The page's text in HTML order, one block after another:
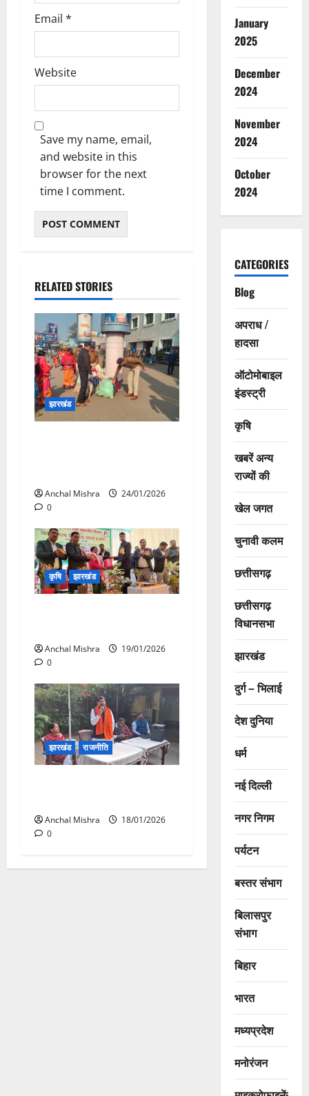
Email *
Website
Save my name, email,
and website in this
browser for the next
time I comment.
RELATED STORIES
झारखंड
Anchal Mishra
24/01/2026
0
कृषि झारखंड
Anchal Mishra
19/01/2026
0
झारखंड राजनीति
Anchal Mishra
18/01/2026
0
January
2025
December
2024
November
2024
October
2024
CATEGORIES
Blog
अपराध /
हादसा
ऑटोमोबाइल
इंडस्ट्री
कृषि
खबरें अन्य
राज्यों की
खेल जगत
चुनावी कलम
छत्तीसगढ़
छत्तीसगढ़
विधानसभा
झारखंड
दुर्ग – भिलाई
देश दुनिया
धर्म
नई दिल्ली
नगर निगम
पर्यटन
बस्तर संभाग
बिलासपुर
संभाग
बिहार
भारत
मध्यप्रदेश
मनोरंजन